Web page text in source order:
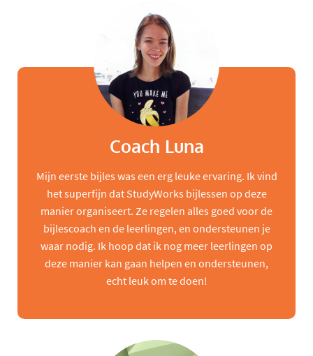
Coach Luna
Mijn eerste bijles was een erg leuke ervaring. Ik vind
het superfijn dat StudyWorks bijlessen op deze
manier organiseert. Ze regelen alles goed voor de
bijlescoach en de leerlingen, en ondersteunen je
waar nodig. Ik hoop dat ik nog meer leerlingen op
deze manier kan gaan helpen en ondersteunen,
echt leuk om te doen!